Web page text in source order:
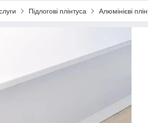
Підлогові плінтуса Алюмінієві